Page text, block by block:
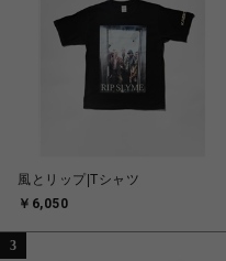
風とリップ|Tシャツ
￥6,050
3